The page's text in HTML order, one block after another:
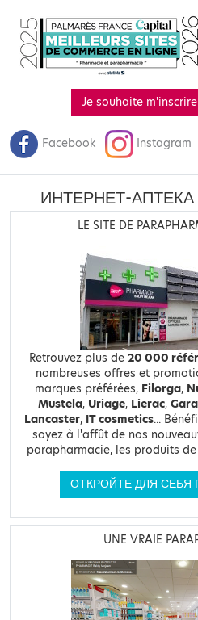
Je souhaite
Facebook Instagram
ИНТЕРНЕТ-АПТЕКА
LE SITE DE
Retrouvez plus de 20 000
nombreuses offres et
marques préférées, Filorga,
Mustela, Uriage, Lierac,
Lancaster, IT cosmetics...
soyez à l'affût de nos
parapharmacie, les produits
ОТКРОЙТЕ ДЛЯ
UNE VRAIE